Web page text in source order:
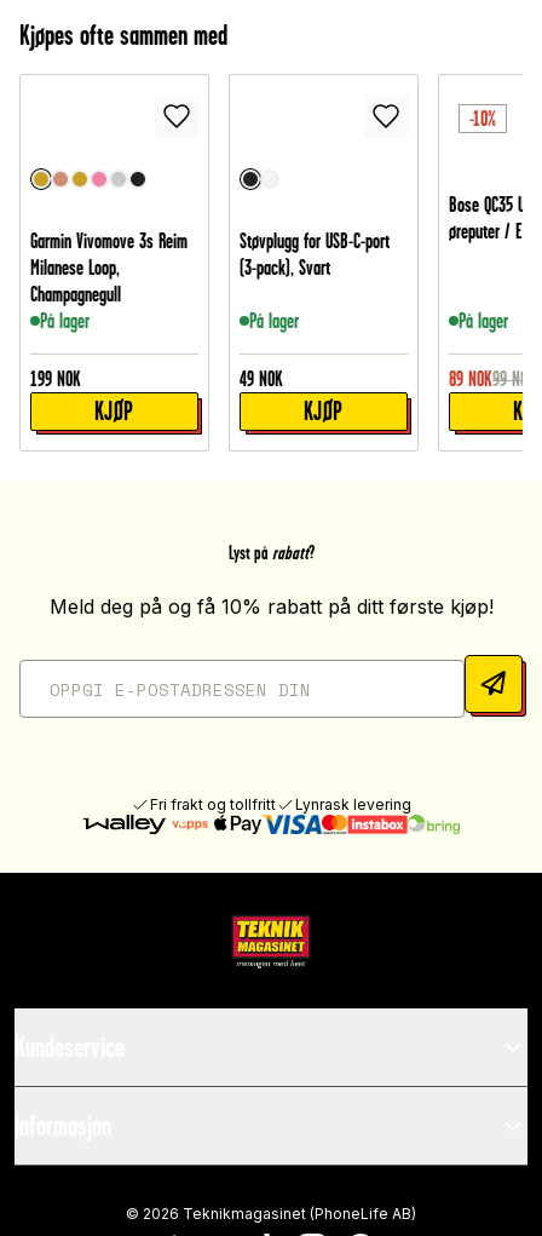
Kjøpes ofte sammen med
Garmin Vivomove 3s Reim
Milanese Loop,
Champagnegull
På lager
199 NOK
KJØP
Støvplugg for USB-C-port
(3-pack), Svart
På lager
49 NOK
KJØP
-10%
Bose QC35
øreputer /
På lager
89 NOK99 NOK
Lyst på rabatt?
Meld deg på og få 10% rabatt på ditt første kjøp!
Fri frakt og tollfritt Lynrask levering
© 2026 Teknikmagasinet (PhoneLife AB)